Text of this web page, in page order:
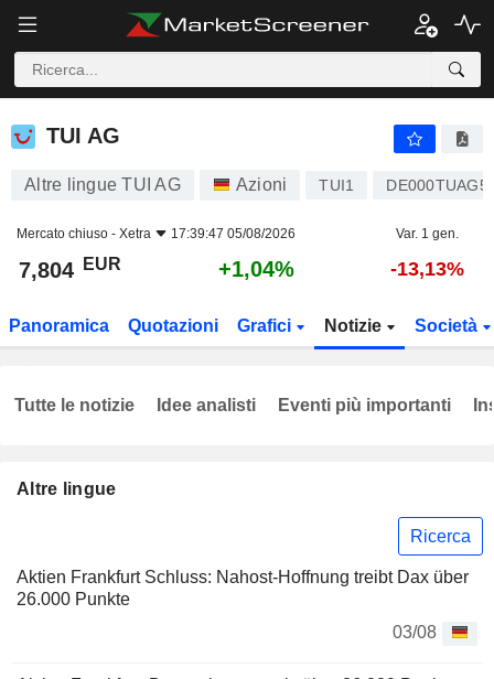
TUI AG
TUI AG
Altre lingue TUI AG Azioni TUI1
Mercato chiuso - Xetra 17:39:47 05/08/2026 Var. 1 gen.
7,804 EUR +1,04% -13,13%
Panoramica Quotazioni Grafici Notizie Società
Altre lingue
Ricerca
Aktien Frankfurt Schluss: Nahost-Hoffnung treibt Dax über
26.000 Punkte
03/08
Tutte le notizie Idee analisti Eventi più importanti